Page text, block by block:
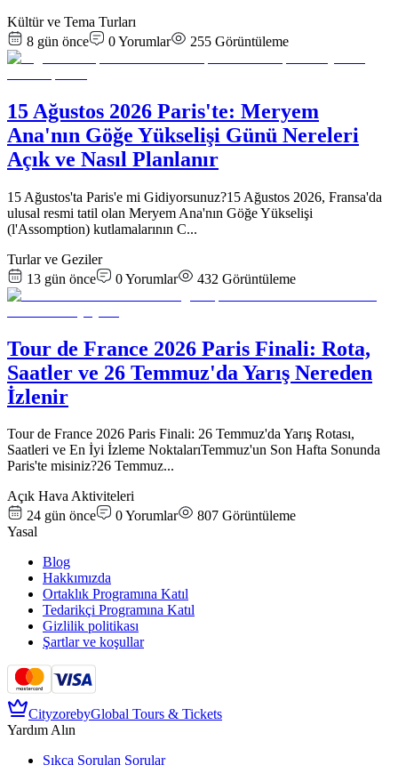
Kültür ve Tema Turları
8 gün önce
0Yorumlar 255 Görüntüleme
15 Ağustos 2026 Paris'te: Meryem
Ana'nın Göğe Yükselişi Günü Nereleri
Açık ve Nasıl Planlanır
15 Ağustos'ta Paris'e mi Gidiyorsunuz?15 Ağustos 2026, Fransa'da
ulusal resmi tatil olan Meryem Ana'nın Göğe Yükselişi
(l'Assomption) kutlamalarının C...
Turlar ve Geziler
13 gün önce
0Yorumlar 432 Görüntüleme
Tour de France 2026 Paris Finali: Rota,
Saatler ve 26 Temmuz'da Yarış Nereden
İzlenir
Tour de France 2026 Paris Finali: 26 Temmuz'da Yarış Rotası,
Saatleri ve En İyi İzleme NoktalarıTemmuz'un Son Hafta Sonunda
Paris'te misiniz?26 Temmuz...
Açık Hava Aktiviteleri
24 gün önce
0Yorumlar 807 Görüntüleme
Yasal
Blog
Hakkımızda
Ortaklık Programına Katıl
Tedarikçi Programına Katıl
Gizlilik politikası
Şartlar ve koşullar
CityzorebyGlobal Tours & Tickets
Yardım Alın
Sıkça Sorulan Sorular